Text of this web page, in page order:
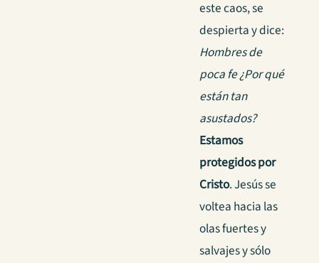
este caos, se
despierta y dice:
Hombresde
poca fe ¿Por qué
están tan
asustados?
Estamos
protegidos por
Cristo. Jesús se
voltea hacia las
olas fuertes y
salvajes y sólo